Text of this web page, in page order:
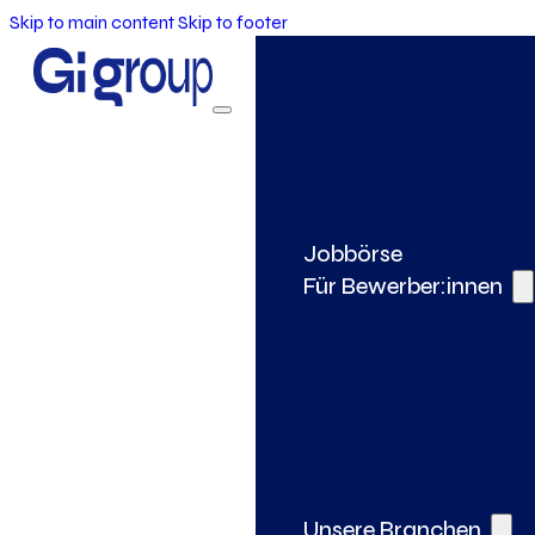
Skip to main contentSkip to footer
Jobbörse
Für Bewerber:innen